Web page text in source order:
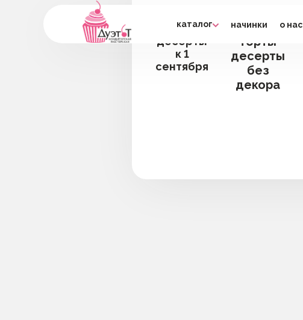
каталог начинки о нас
торты
десерты
к 1
сентября
к чаю
торты
десерты
без
декора